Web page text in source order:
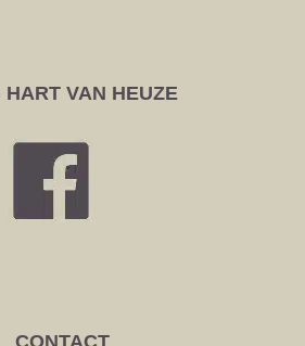
HART VAN HEUZE
CONTACT